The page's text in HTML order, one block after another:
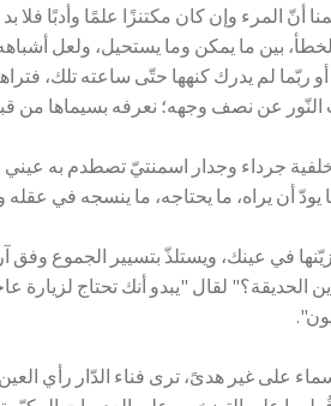
أنّ المرء وإن كان مكتنزًا علمًا وأدبًا
بين ما يمكن وما يستحيل، ولعل
لم يدرك كنهها حتّى ساعته تلك،
عن نصف وجهه؛ نعرفه بسيماها من
جرداء وجدار اسمنتيّ تصطدم به عيني
أن يراه، ما يحتاجه، ما ينسجه في
في عينك، ويستلذّ بتسيير الجموع وفق
لقال "يبدو أنك تحتاج لزيارة
على غير هدىً، ترى فناء الدّار رأي